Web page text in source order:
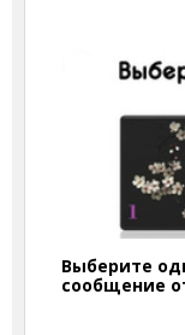
Выберите
сообщение